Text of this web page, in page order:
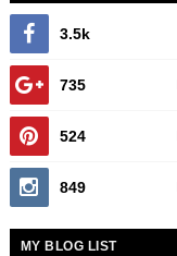
3.5k
735
524
849
MY BLOG LIST